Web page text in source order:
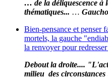
… de la déliquescence à
thématiques... …
Bien-pensance et penser
mortels, la gauche
la renvoyer pour
Debout la droite....
milieu des